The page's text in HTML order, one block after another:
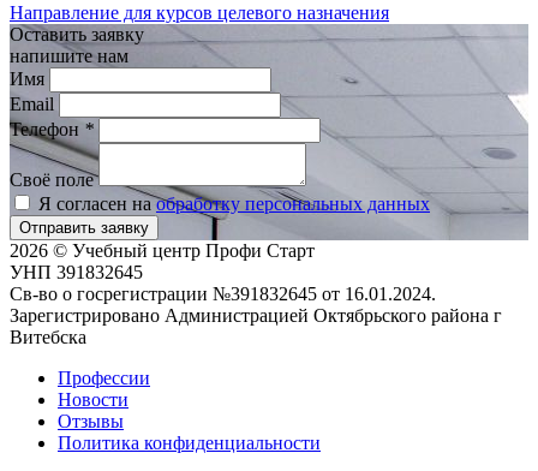
Направление для курсов целевого назначения
Оставить заявку
напишите нам
Имя
Email
Телефон *
Своё поле
Я согласен наобработку персональных данных
Отправить заявку
2026 © Учебный центр Профи Старт
УНП 391832645
Св-во о госрегистрации №391832645 от 16.01.2024.
Зарегистрировано Администрацией Октябрьского района г
Витебска
Профессии
Новости
Отзывы
Политика конфиденциальности